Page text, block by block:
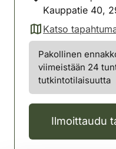
Kauppatie 40,
Katso
(avautuu uuteen
Pakollinen
viimeistään 24
tutkintotilaisuutta
Ilmoittaudu